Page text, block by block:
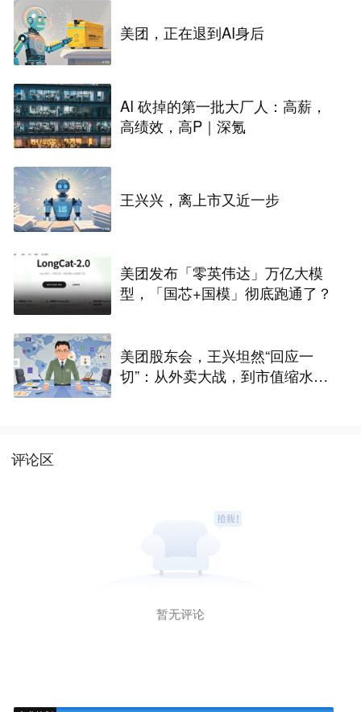
美团，正在退到AI身后
AI 砍掉的第一批大厂人：高薪，
高绩效，高P｜深氪
王兴兴，离上市又近一步
美团发布「零英伟达」万亿大模
型，「国芯+国模」彻底跑通了？
美团股东会，王兴坦然“回应一
切”：从外卖大战，到市值缩水，
评论区
暂无评论